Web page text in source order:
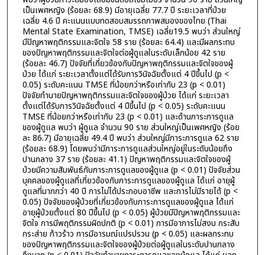
เป็นเพศหญิง (ร้อยละ 68.9) มีอายุเฉลี่ย 77.7 ปี ระยะเวลาที่ป่วย
เฉลี่ย 4.6 ปี คะแนนแบบทดสอบสมรรถภาพสมองของไทย (Thai
Mental State Examination, TMSE) เฉลี่ย19.5 พบว่า ส่วนใหญ่
มีปัญหาพฤติกรรมและจิตใจ 58 ราย (ร้อยละ 64.4) และมีผลกระทบ
ของปัญหาพฤติกรรมและจิตใจต่อผู้ดูแลในระดับเล็กน้อย 42 ราย
(ร้อยละ 46.7) ปัจจัยที่เกี่ยวข้องกับปัญหาพฤติกรรมและจิตใจของผู้
ป่วย ได้แก่ ระยะเวลาตั้งแต่ได้รับการวินิจฉัยตั้งแต่ 4 ปีขึ้นไป (p <
0.05) ระดับคะแนน TMSE ที่น้อยกว่าหรือเท่ากับ 23 (p < 0.01)
ปัจจัยทำนายปัญหาพฤติกรรมและจิตใจของผู้ป่วย ได้แก่ ระยะเวลา
ตั้งแต่ได้รับการวินิจฉัยตั้งแต่ 4 ปีขึ้นไป (p < 0.05) ระดับคะแนน
TMSE ที่น้อยกว่าหรือเท่ากับ 23 (p < 0.01) และด้านภาระการดูแล
ของผู้ดูแล พบว่า ผู้ดูแล จำนวน 90 ราย ส่วนใหญ่เป็นเพศหญิง (ร้อย
ละ 86.7) มีอายุเฉลี่ย 49.4 ปี พบว่า ส่วนใหญ่มีภาระการดูแล 62 ราย
(ร้อยละ 68.9) โดยพบว่ามีภาระการดูแลส่วนใหญ่อยู่ในระดับน้อยถึง
ปานกลาง 37 ราย (ร้อยละ 41.1) ปัญหาพฤติกรรมและจิตใจของผู้
ป่วยมีความสัมพันธ์กับภาระการดูแลของผู้ดูแล (p < 0.01) ปัจจัยส่วน
บุคคลของผู้ดูแลที่เกี่ยวข้องกับภาระการดูแลของผู้ดูแล ได้แก่ อายุผู้
ดูแลที่มากกว่า 40 ปี การไม่ได้ประกอบอาชีพ และการไม่มีรายได้ (p <
0.05) ปัจจัยของผู้ป่วยที่เกี่ยวข้องกับภาระการดูแลของผู้ดูแล ได้แก่
อายุผู้ป่วยตั้งแต่ 80 ปีขึ้นไป (p < 0.05) ผู้ป่วยมีปัญหาพฤติกรรมและ
จิตใจ การมีพฤติกรรมผิดปกติ (p < 0.01) การมีอาการไม่สงบ กระสับ
กระส่าย ก้าวร้าว การมีอารมณ์แปรปรวน (p < 0.05) และผลกระทบ
ของปัญหาพฤติกรรมและจิตใจของผู้ป่วยต่อผู้ดูแลในระดับปานกลาง